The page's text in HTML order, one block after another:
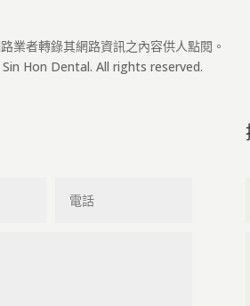
業者轉錄其網路資訊之內容供人點閱。
Hon Dental. All rights reserved.